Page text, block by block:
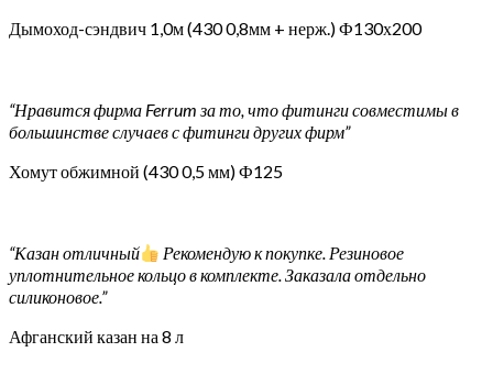
Дымоход-сэндвич 1,0м (430 0,8мм + нерж.) Ф130х200
“Нравится фирма Ferrum за то, что фитинги совместимы в
большинстве случаев с фитинги других фирм”
Хомут обжимной (430 0,5 мм) Ф125
“Казан отличный
Рекомендую к покупке. Резиновое
уплотнительное кольцо в комплекте. Заказала отдельно
силиконовое.”
Афганский казан на 8 л